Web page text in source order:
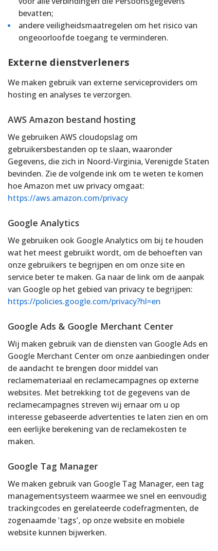
bevatten;
andere veiligheidsmaatregelen om het risico van
ongeoorloofde toegang te verminderen.
Externe dienstverleners
We maken gebruik van externe serviceproviders om
hosting en analyses te verzorgen.
AWS Amazon bestand hosting
We gebruiken AWS cloudopslag om
gebruikersbestanden op te slaan, waaronder
Gegevens, die zich in Noord-Virginia, Verenigde Staten
bevinden. Zie de volgende ink om te weten te komen
hoe Amazon met uw privacy omgaat:
https://aws.amazon.com/privacy
Google Analytics
We gebruiken ook Google Analytics om bij te houden
wat het meest gebruikt wordt, om de behoeften van
onze gebruikers te begrijpen en om onze site en
service beter te maken. Ga naar de link om de aanpak
van Google op het gebied van privacy te begrijpen:
https://policies.google.com/privacy?hl=en
Google Ads & Google Merchant Center
Wij maken gebruik van de diensten van Google Ads en
Google Merchant Center om onze aanbiedingen onder
de aandacht te brengen door middel van
reclamemateriaal en reclamecampagnes op externe
websites. Met betrekking tot de gegevens van de
reclamecampagnes streven wij ernaar om u op
interesse gebaseerde advertenties te laten zien en om
een eerlijke berekening van de reclamekosten te
maken.
Google Tag Manager
We maken gebruik van Google Tag Manager, een tag
managementsysteem waarmee we snel en eenvoudig
trackingcodes en gerelateerde codefragmenten, de
zogenaamde 'tags', op onze website en mobiele
website kunnen bijwerken.